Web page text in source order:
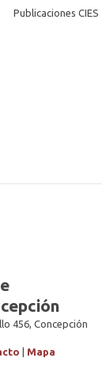
Publicaciones CIES
456, Concepción
| Mapa